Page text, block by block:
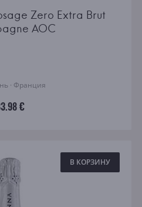
Zero Extra Brut
AOC
· Франция
€
В КОРЗИНУ